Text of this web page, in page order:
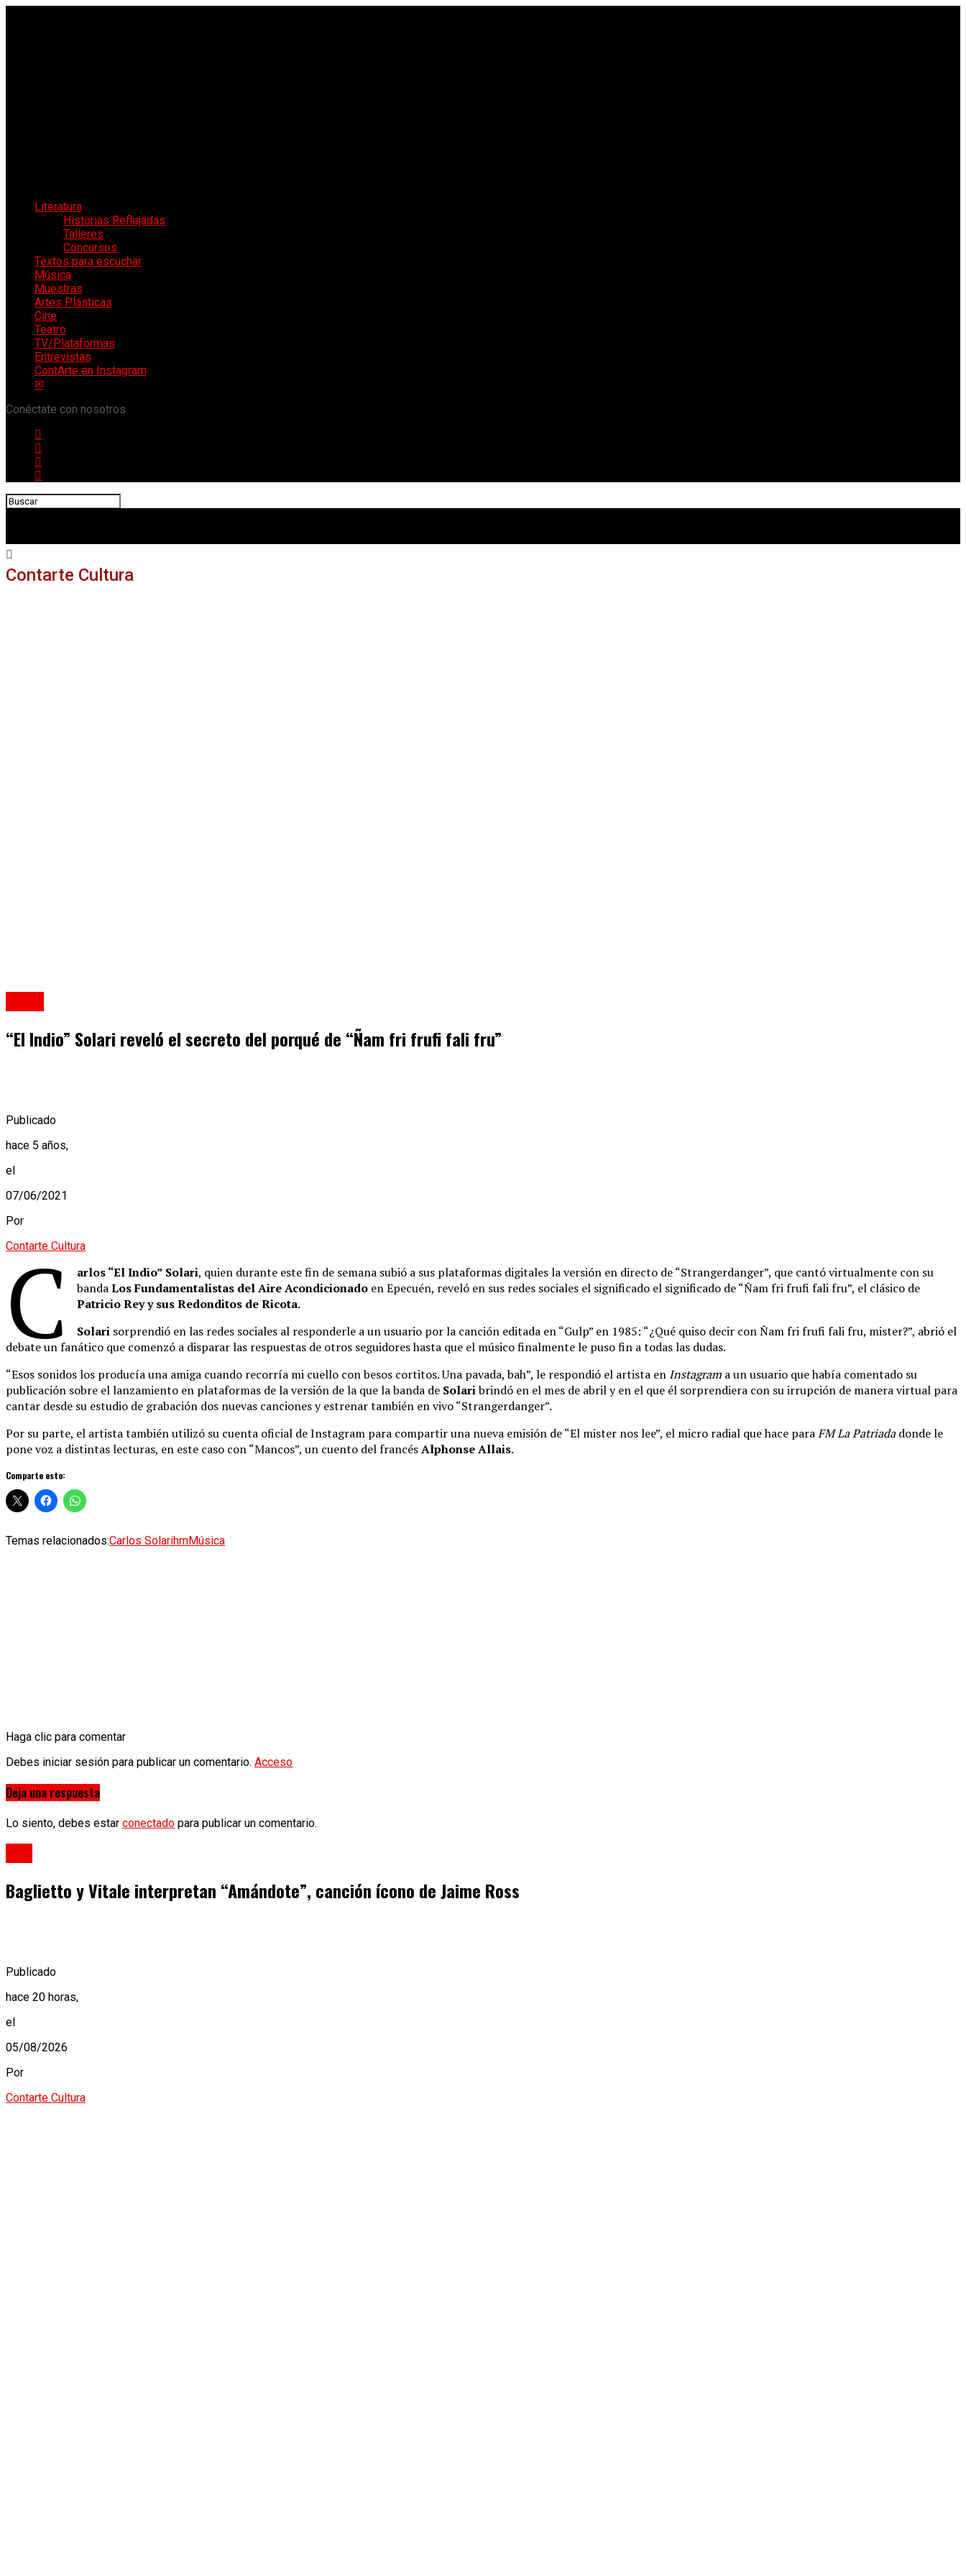
Literatura
Historias Reflejadas
Talleres
Concursos
Textos para escuchar
Música
Muestras
Artes Plásticas
Cine
Teatro
TV/Plataformas
Entrevistas
ContArte en Instagram
✉
Conéctate con nosotros
Contarte Cultura
“El Indio” Solari reveló el secreto del porqué de “Ñam fri frufi fali fru”
Publicado
hace 5 años,
el
07/06/2021
Por
Contarte Cultura
C arlos “El Indio” Solari, quien durante este fin de semana subió a sus plataformas digitales la versión en directo de “Strangerdanger”, que cantó virtualmente con su
bandaLos Fundamentalistas del Aire Acondicionado en Epecuén, reveló en sus redes sociales el significado el significado de “Ñam fri frufi fali fru”, el clásico de
Patricio Rey y sus Redonditos de Ricota.
Solari sorprendió en las redes sociales al responderle a un usuario por la canción editada en “Gulp” en 1985: “¿Qué quiso decir con Ñam fri frufi fali fru, mister?”, abrió el
debate un fanático que comenzó a disparar las respuestas de otros seguidores hasta que el músico finalmente le puso fin a todas las dudas.
“Esos sonidos los producía una amiga cuando recorría mi cuello con besos cortitos. Una pavada, bah”, le respondió el artista en Instagram a un usuario que había comentado su
publicación sobre el lanzamiento en plataformas de la versión de la que la banda de Solaribrindó en el mes de abril y en el que él sorprendiera con su irrupción de manera virtual para
cantar desde su estudio de grabación dos nuevas canciones y estrenar también en vivo “Strangerdanger”.
Por su parte, el artista también utilizó su cuenta oficial de Instagram para compartir una nueva emisión de “El mister nos lee”, el micro radial que hace paraFM La Patriadadonde le
pone voz a distintas lecturas, en este caso con “Mancos”, un cuento del francésAlphonse Allais.
Comparte esto:
Temas relacionados:Carlos SolarihmMúsica
Haga clic para comentar
Debes iniciar sesión para publicar un comentario. Acceso
Deja una respuesta
Lo siento, debes estar conectado para publicar un comentario.
Baglietto y Vitale interpretan “Amándote”, canción ícono de Jaime Ross
Publicado
hace 20 horas,
el
05/08/2026
Por
Contarte Cultura